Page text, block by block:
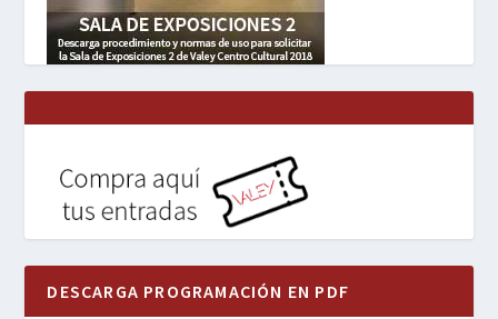
DESCARGA PROGRAMACIÓN EN PDF